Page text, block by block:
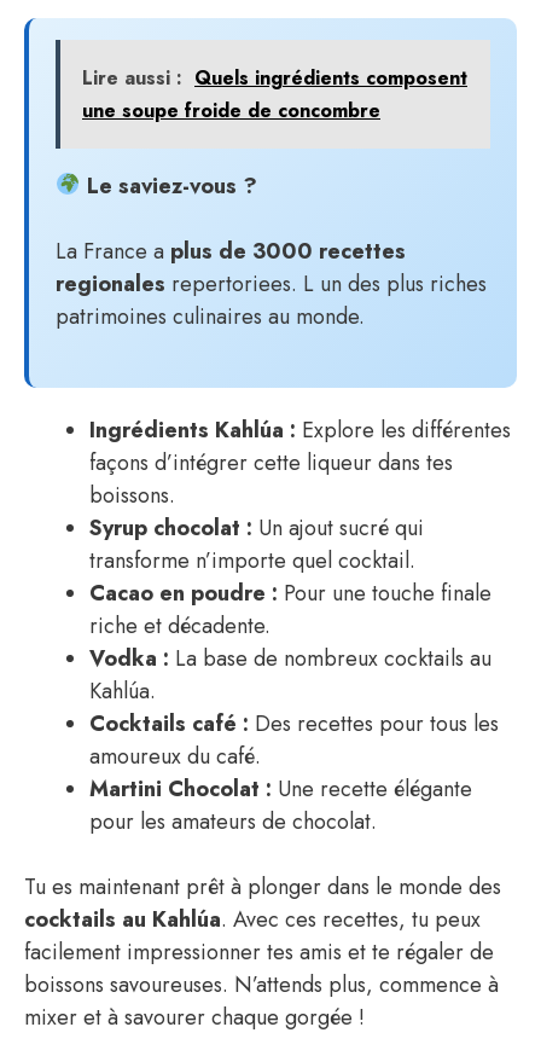
Lire aussi : Quels ingrédients composent
une soupe froide de concombre
Le saviez-vous ?
La France a plus de 3000 recettes
regionales repertoriees. L un des plus riches
patrimoines culinaires au monde.
Ingrédients Kahlúa : Explore les différentes
façons d’intégrer cette liqueur dans tes
boissons.
Syrup chocolat : Un ajout sucré qui
transforme n’importe quel cocktail.
Cacao en poudre : Pour une touche finale
riche et décadente.
Vodka : La base de nombreux cocktails au
Kahlúa.
Cocktails café : Des recettes pour tous les
amoureux du café.
Martini Chocolat : Une recette élégante
pour les amateurs de chocolat.
Tu es maintenant prêt à plonger dans le monde des
cocktails au Kahlúa. Avec ces recettes, tu peux
facilement impressionner tes amis et te régaler de
boissons savoureuses. N’attends plus, commence à
mixer et à savourer chaque gorgée !